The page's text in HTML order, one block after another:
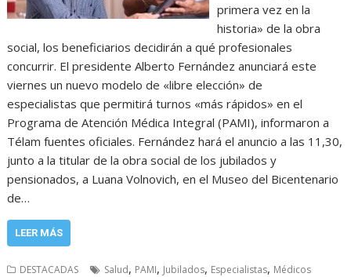
primera vez en la
historia» de la obra
social, los beneficiarios decidirán a qué profesionales
concurrir. El presidente Alberto Fernández anunciará este
viernes un nuevo modelo de «libre elección» de
especialistas que permitirá turnos «más rápidos» en el
Programa de Atención Médica Integral (PAMI), informaron a
Télam fuentes oficiales. Fernández hará el anuncio a las 11,30,
junto a la titular de la obra social de los jubilados y
pensionados, a Luana Volnovich, en el Museo del Bicentenario
de…
LEER MÁS
DESTACADAS Salud, PAMI, Jubilados, Especialistas, Médicos